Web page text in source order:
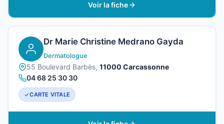
Voir la fiche
Dr Marie Christine Medrano Gayda
Dermatologue
55 Boulevard Barbès, 11000 Carcassonne
04 68 25 30 30
CARTE VITALE